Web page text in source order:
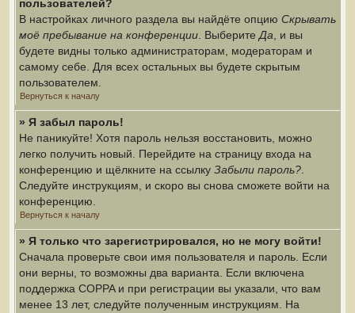
пользователей?
В настройках личного раздела вы найдёте опцию Скрывать
моё пребывание на конференции . Выберите Да , и вы
будете видны только администраторам, модераторам и
самому себе. Для всех остальных вы будете скрытым
пользователем.
Вернуться к началу
» Я забыл пароль!
Не паникуйте! Хотя пароль нельзя восстановить, можно
легко получить новый. Перейдите на страницу входа на
конференцию и щёлкните на ссылку Забыли пароль?
Следуйте инструкциям, и скоро вы снова сможете войти на
конференцию.
Вернуться к началу
» Я только что зарегистрировался, но не могу войти!
Сначала проверьте свои имя пользователя и пароль. Если
они верны, то возможны два варианта. Если включена
поддержка COPPA и при регистрации вы указали, что вам
менее 13 лет, следуйте полученным инструкциям. На